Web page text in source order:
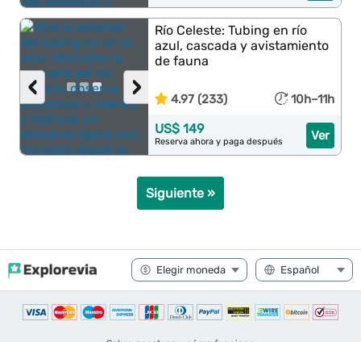
›
‹
Río Celeste: Tubing en río
azul, cascada y avistamiento
de fauna
4.97 (233) 10h–11h
Ver
US$ 149
Reserva ahora y paga después
Siguiente »